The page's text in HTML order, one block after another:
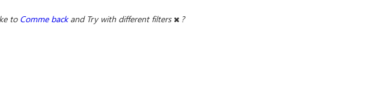
to Comme back and Try with different filters ?